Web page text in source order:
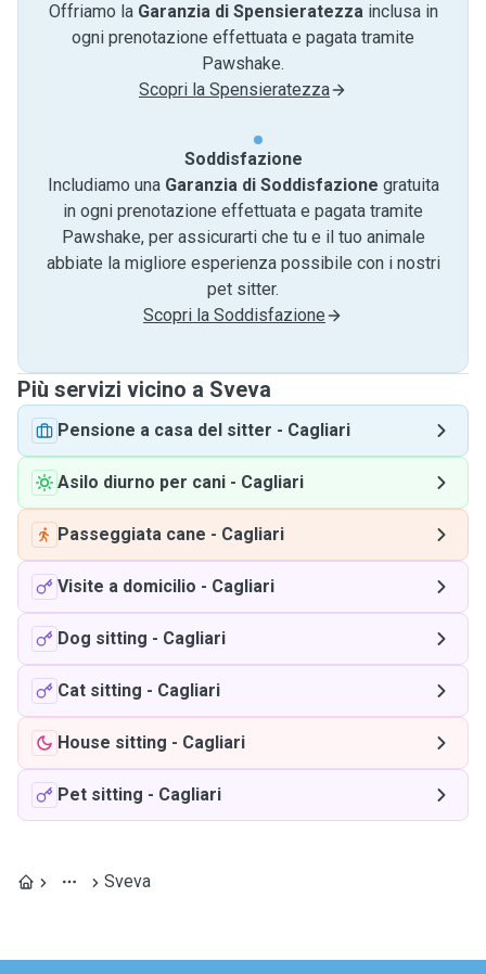
Offriamo la Garanzia di Spensieratezzainclusa in
ogni prenotazione effettuata e pagata tramite
Pawshake.
Scopri la Spensieratezza
Soddisfazione
Includiamo una Garanzia di Soddisfazione gratuita
in ogni prenotazione effettuata e pagata tramite
Pawshake, per assicurarti che tu e il tuo animale
abbiate la migliore esperienza possibile con i nostri
pet sitter.
Scopri la Soddisfazione
Più servizi vicino a Sveva
Pensione a casa del sitter - Cagliari
Asilo diurno per cani - Cagliari
Passeggiata cane - Cagliari
Visite a domicilio - Cagliari
Dog sitting - Cagliari
Cat sitting - Cagliari
House sitting - Cagliari
Pet sitting - Cagliari
Sveva